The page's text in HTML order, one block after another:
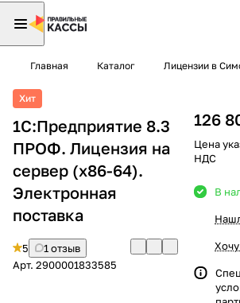
Главная Каталог Лицензии в
Хит
1С:Предприятие 8.3
ПРОФ. Лицензия на
сервер (x86-64).
Электронная
поставка
5
1 отзыв
Арт. 2900001833585
126
Цена
НДС
В